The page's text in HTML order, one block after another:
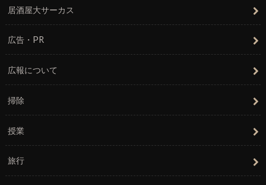
居酒屋大サーカス
広告・PR
広報について
掃除
授業
旅行